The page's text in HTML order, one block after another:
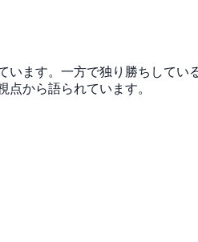
ます。一方で独り勝ちして
から語られています。